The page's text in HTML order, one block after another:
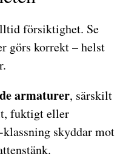
försiktighet. Se
görs korrekt – helst
armaturer, särskilt
fuktigt eller
skyddar mot